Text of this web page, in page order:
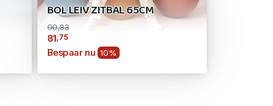
BOL LEIV ZITBAL 65CM
90,83
81,75
Bespaar nu 10%